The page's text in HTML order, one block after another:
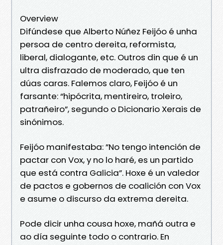
Overview
Difúndese que Alberto Núñez Feijóo é unha
persoa de centro dereita, reformista,
liberal, dialogante, etc. Outros din que é un
ultra disfrazado de moderado, que ten
dúas caras. Falemos claro, Feijóo é un
farsante: “hipócrita, mentireiro, troleiro,
patrañeiro”, segundo o Dicionario Xerais de
sinónimos.
Feijóo manifestaba: ”No tengo intención de
pactar con Vox, y no lo haré, es un partido
que está contra Galicia”. Hoxe é un valedor
de pactos e gobernos de coalición con Vox
e asume o discurso da extrema dereita.
Pode dicir unha cousa hoxe, mañá outra e
ao día seguinte todo o contrario. En